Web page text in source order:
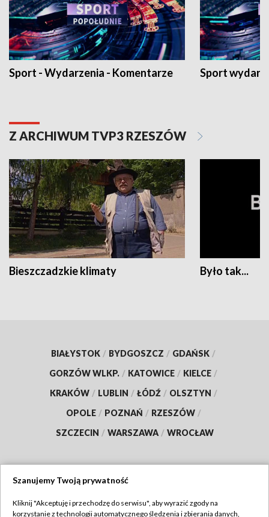
Sport - Wydarzenia - Komentarze Sport
Z ARCHIWUM TVP3 RZESZÓW
Bieszczadzkie klimaty Było tak...
BIAŁYSTOK / BYDGOSZCZ / GDAŃSK /
GORZÓW WLKP. / KATOWICE / KIELCE /
KRAKÓW / LUBLIN / ŁÓDŹ / OLSZTYN /
OPOLE / POZNAŃ / RZESZÓW /
SZCZECIN / WARSZAWA / WROCŁAW
Szanujemy Twoją prywatność
Kliknij "Akceptuję i przechodzę do serwisu", aby wyrazić zgody na
korzystanie z technologii automatycznego śledzenia i zbierania danych,